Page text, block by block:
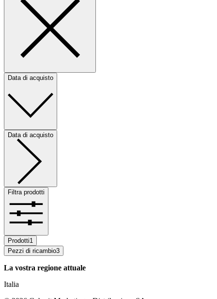
Data di acquisto
Data di acquisto
Filtra prodotti
Prodotti1
Pezzi di ricambio3
La vostra regione attuale
Italia